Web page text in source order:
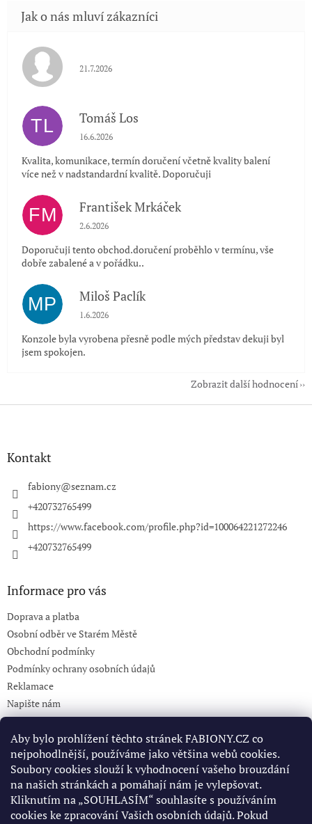
Aby bylo prohlížení těchto stránek FABIONY.CZ co
nejpohodlnější, používáme jako většina webů cookies.
Soubory cookies slouží k vyhodnocení vašeho brouzdání
na našich stránkách a pomáhají nám je vylepšovat.
Kliknutím na „SOUHLASÍM“ souhlasíte s používáním
cookies ke zpracování Vašich osobních údajů. Pokud
Hodnocení obchodu je 5 z 5 hvězdiček.
21.7.2026
TL Tomáš Los
Hodnocení obchodu je 5 z 5 hvězdiček.
16.6.2026
Kvalita, komunikace, termín doručení včetně kvality balení
více než v nadstandardní kvalitě. Doporučuji
FM František Mrkáček
Hodnocení obchodu je 5 z 5 hvězdiček.
2.6.2026
Doporučuji tento obchod.doručení proběhlo v termínu, vše
dobře zabalené a v pořádku..
MP Miloš Paclík
Hodnocení obchodu je 5 z 5 hvězdiček.
1.6.2026
Konzole byla vyrobena přesně podle mých představ dekuji byl
jsem spokojen.
Zobrazit další hodnocení
Z
Kontakt
fabiony@seznam.cz
+420732765499
https://www.facebook.com/profile.php?id=100064221272246
+420732765499
Informace pro vás
Doprava a platba
Osobní odběr ve Starém Městě
Obchodní podmínky
Podmínky ochrany osobních údajů
Reklamace
Napište nám
KONTAKT 732765499
Pinterest